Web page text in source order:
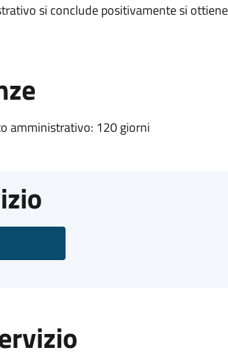
si conclude positivamente si
amministrativo: 120 giorni